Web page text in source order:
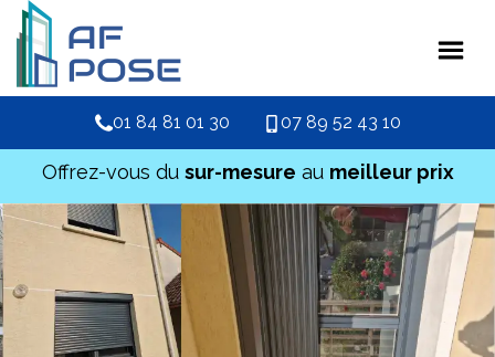
01 84 81 01 30 07 89 52 43 10
Offrez-vous du sur-mesure au meilleur prix